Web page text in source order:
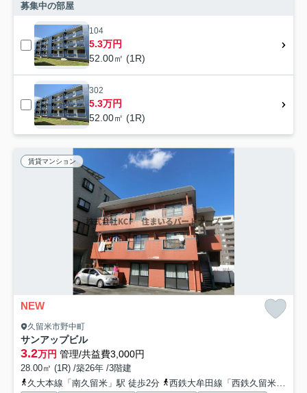
募集中の部屋
104
5.3万円
52.00㎡ (1R)
302
5.3万円
52.00㎡ (1R)
賃貸マンション
NEW
久留米市野中町
サンアップビル
3.2万円 管理/共益費3,000円
28.00㎡ (1R) /築26年 /3階建
久大本線「南久留米」駅 徒歩2分
西鉄大牟田線「西鉄久留米」駅 徒歩21分